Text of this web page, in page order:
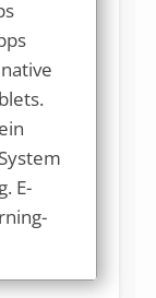
E-